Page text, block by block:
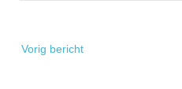
navigatie
Vorig bericht